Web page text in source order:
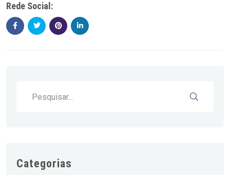
Rede Social:
Categorias